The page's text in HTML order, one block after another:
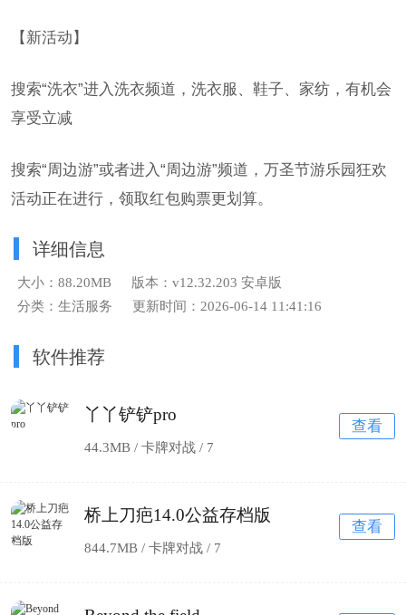
【新活动】
搜索“洗衣”进入洗衣频道，洗衣服、鞋子、家纺，有机会
享受立减
搜索“周边游”或者进入“周边游”频道，万圣节游乐园狂欢
活动正在进行，领取红包购票更划算。
详细信息
大小：88.20MB
版本：v12.32.203 安卓版
分类：生活服务
更新时间：2026-06-14 11:41:16
软件推荐
丫丫铲铲pro
44.3MB / 卡牌对战 / 7
查看
桥上刀疤14.0公益存档版
844.7MB / 卡牌对战 / 7
查看